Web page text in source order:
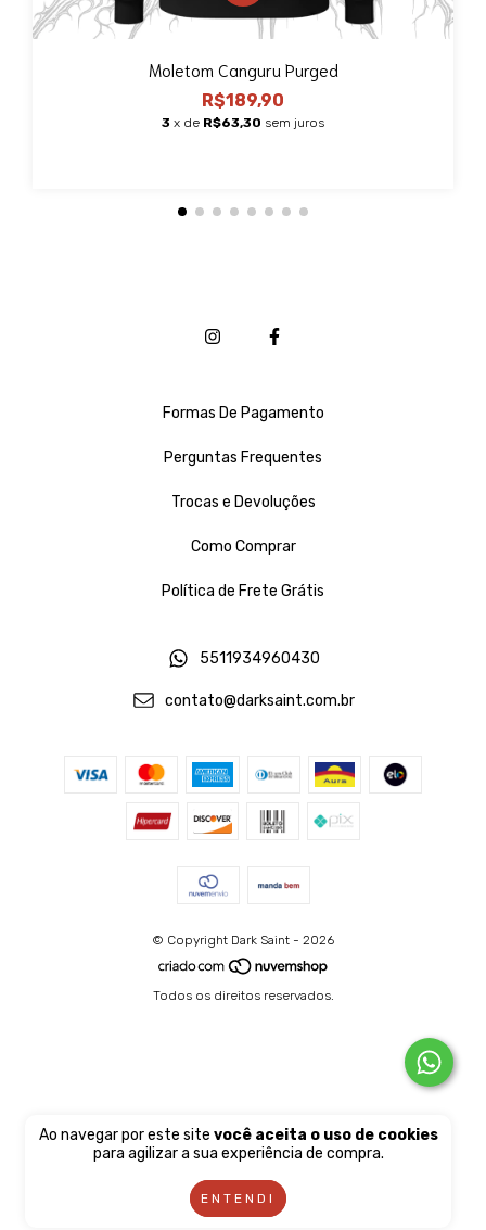
Ao navegar por este site você aceita o uso de cookies
para agilizar a sua experiência de compra.
ENTENDI
Moletom Canguru Purged
R$189,90
3 x de R$63,30 sem juros
Formas De Pagamento
Perguntas Frequentes
Trocas e Devoluções
Como Comprar
Política de Frete Grátis
5511934960430
contato@darksaint.com.br
© Copyright Dark Saint - 2026
Todos os direitos reservados.